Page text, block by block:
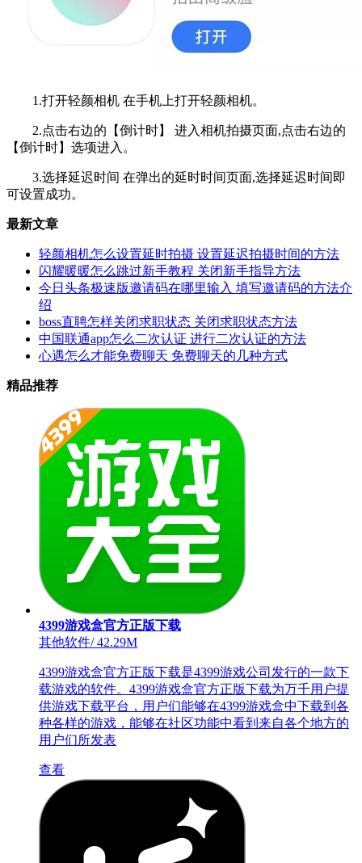
1.打开轻颜相机 在手机上打开轻颜相机。
2.点击右边的【倒计时】 进入相机拍摄页面,点击右边的
【倒计时】选项进入。
3.选择延迟时间 在弹出的延时时间页面,选择延迟时间即
可设置成功。
最新文章
轻颜相机怎么设置延时拍摄 设置延迟拍摄时间的方法
闪耀暖暖怎么跳过新手教程 关闭新手指导方法
今日头条极速版邀请码在哪里输入 填写邀请码的方法介
绍
boss直聘怎样关闭求职状态 关闭求职状态方法
中国联通app怎么二次认证 进行二次认证的方法
心遇怎么才能免费聊天 免费聊天的几种方式
精品推荐
4399游戏盒官方正版下载
其他软件/42.29M
4399游戏盒官方正版下载是4399游戏公司发行的一款下
载游戏的软件。4399游戏盒官方正版下载为万千用户提
供游戏下载平台，用户们能够在4399游戏盒中下载到各
种各样的游戏，能够在社区功能中看到来自各个地方的
用户们所发表
查看